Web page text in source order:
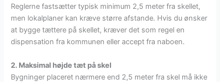
Reglerne fastsætter typisk minimum 2,5 meter fra skellet,
men lokalplaner kan kræve større afstande. Hvis du ønsker
at bygge tættere på skellet, kræver det som regel en
dispensation fra kommunen eller accept fra naboen.
2. Maksimal højde tæt på skel
Bygninger placeret nærmere end 2,5 meter fra skel må ikke